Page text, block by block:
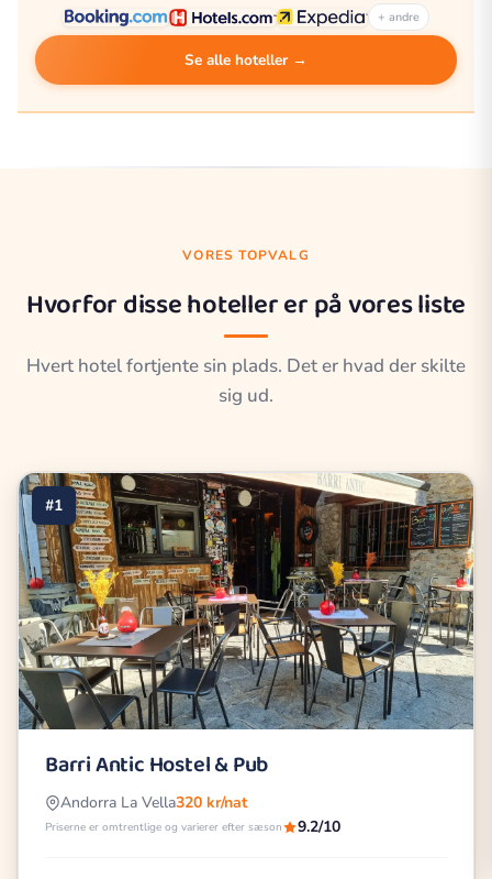
+ andre
Se alle hoteller →
VORES TOPVALG
Hvorfor disse hoteller er på vores liste
Hvert hotel fortjente sin plads. Det er hvad der skilte
sig ud.
#1
Barri Antic Hostel & Pub
Andorra La Vella320 kr/nat
Priserne er omtrentlige og varierer efter sæson 9.2/10